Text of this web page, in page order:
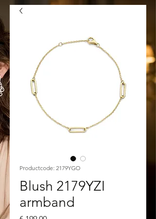
Productcode: 2179YGO
Blush 2179YZI
armband